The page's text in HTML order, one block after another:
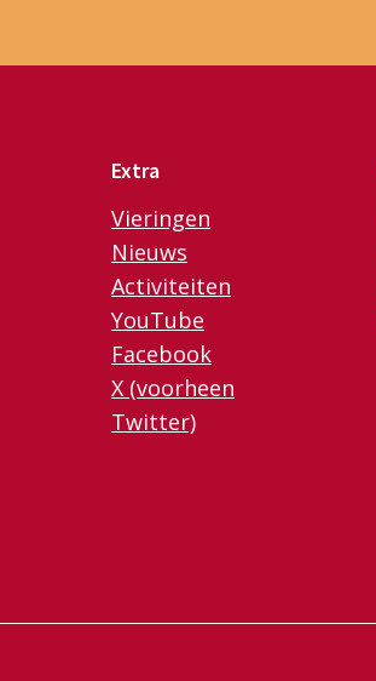
Extra
Vieringen
Nieuws
Activiteiten
YouTube
Facebook
X (voorheen
Twitter)